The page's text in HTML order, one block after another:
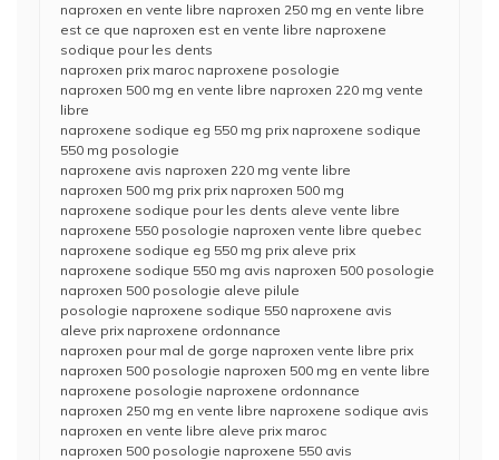
naproxen en vente libre naproxen 250 mg en vente libre
est ce que naproxen est en vente libre naproxene
sodique pour les dents
naproxen prix maroc naproxene posologie
naproxen 500 mg en vente libre naproxen 220 mg vente
libre
naproxene sodique eg 550 mg prix naproxene sodique
550 mg posologie
naproxene avis naproxen 220 mg vente libre
naproxen 500 mg prix prix naproxen 500 mg
naproxene sodique pour les dents aleve vente libre
naproxene 550 posologie naproxen vente libre quebec
naproxene sodique eg 550 mg prix aleve prix
naproxene sodique 550 mg avis naproxen 500 posologie
naproxen 500 posologie aleve pilule
posologie naproxene sodique 550 naproxene avis
aleve prix naproxene ordonnance
naproxen pour mal de gorge naproxen vente libre prix
naproxen 500 posologie naproxen 500 mg en vente libre
naproxene posologie naproxene ordonnance
naproxen 250 mg en vente libre naproxene sodique avis
naproxen en vente libre aleve prix maroc
naproxen 500 posologie naproxene 550 avis